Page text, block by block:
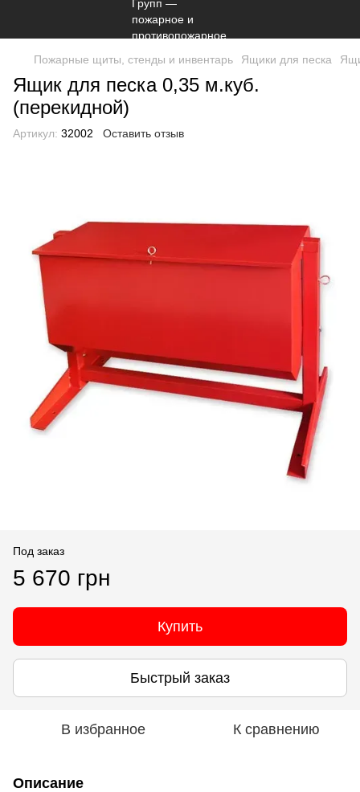
Пожарные щиты, стенды и инвентарь Ящики для песка
Ящик для песка 0,35 м.куб.
(перекидной)
Артикул: 32002 Оставить отзыв
Под заказ
5 670 грн
Купить
Быстрый заказ
В избранное К сравнению
Описание